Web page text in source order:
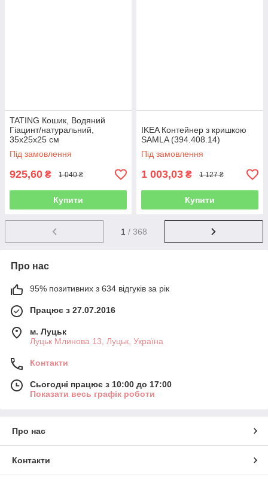
TATING Кошик, Водяний
Гіацинт/натуральний,
35x25x25 см
Під замовлення
925,60 ₴ 1 040 ₴
Купити
IKEA Контейнер з кришкою
SAMLA (394.408.14)
Під замовлення
1 003,03 ₴ 1 127 ₴
Купити
1 / 368
Про нас
95% позитивних з 634 відгуків за рік
Працює з 27.07.2016
м. Луцьк
Луцьк Млинова 13, Луцьк, Україна
Контакти
Сьогодні працює з 10:00 до 17:00
Показати весь графік роботи
Про нас
Контакти